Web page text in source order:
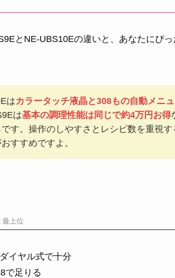
とNE-UBS10Eの違いと、あなたにぴ
はカラータッチ液晶と308もの自動メニ
は基本の調理性能は同じで約4万円お得
です。操作のしやすさとレシピ数を重視
すすめですよ。
最上位
イヤル式で十分
で足りる